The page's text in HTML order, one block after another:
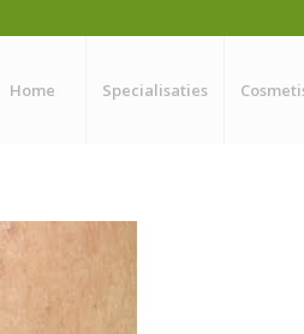
Home Specialisaties